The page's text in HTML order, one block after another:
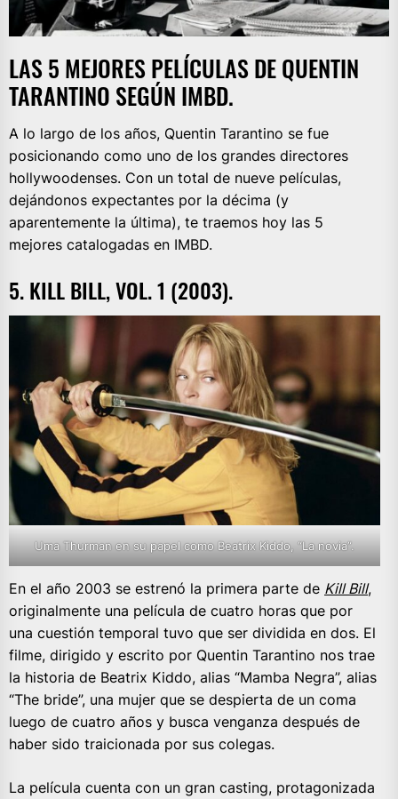
LAS 5 MEJORES PELÍCULAS DE QUENTIN
TARANTINO SEGÚN IMBD.
A lo largo de los años, Quentin Tarantino se fue
posicionando como uno de los grandes directores
hollywoodenses. Con un total de nueve películas,
dejándonos expectantes por la décima (y
aparentemente la última), te traemos hoy las 5
mejores catalogadas en IMBD.
5. KILL BILL, VOL. 1 (2003).
Uma Thurman en su papel como Beatrix Kiddo, “La novia”.
En el año 2003 se estrenó la primera parte de Kill Bill,
originalmente una película de cuatro horas que por
una cuestión temporal tuvo que ser dividida en dos. El
filme, dirigido y escrito por Quentin Tarantino nos trae
la historia de Beatrix Kiddo, alias “Mamba Negra”, alias
“The bride”, una mujer que se despierta de un coma
luego de cuatro años y busca venganza después de
haber sido traicionada por sus colegas.
La película cuenta con un gran casting, protagonizada